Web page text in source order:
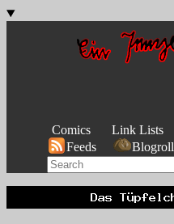
Comics Link Lists
Feeds
Blogroll